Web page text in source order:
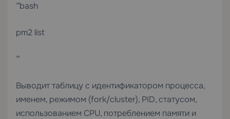
“`bash
pm2 list
“`
Выводит таблицу с идентификатором процесса,
именем, режимом (fork/cluster), PID, статусом,
использованием CPU, потреблением памяти и